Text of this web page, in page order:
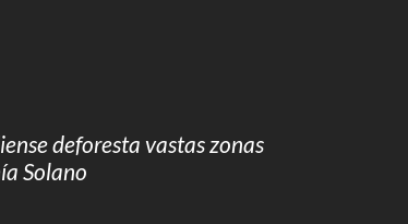
deforesta vastas zonas
Solano